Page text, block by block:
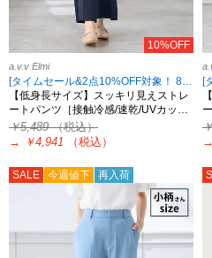
10%OFF
a.v.v Elmi
[タイムセール&2点10%OFF対象！ 8/18 8:59まで]
【低身長サイズ】スッキリ見えストレ
ートパンツ［接触冷感/速乾/UVカッ…
￥5,489（税込）
→
￥4,941 （税込）
→
SALE 今週値下 再入荷